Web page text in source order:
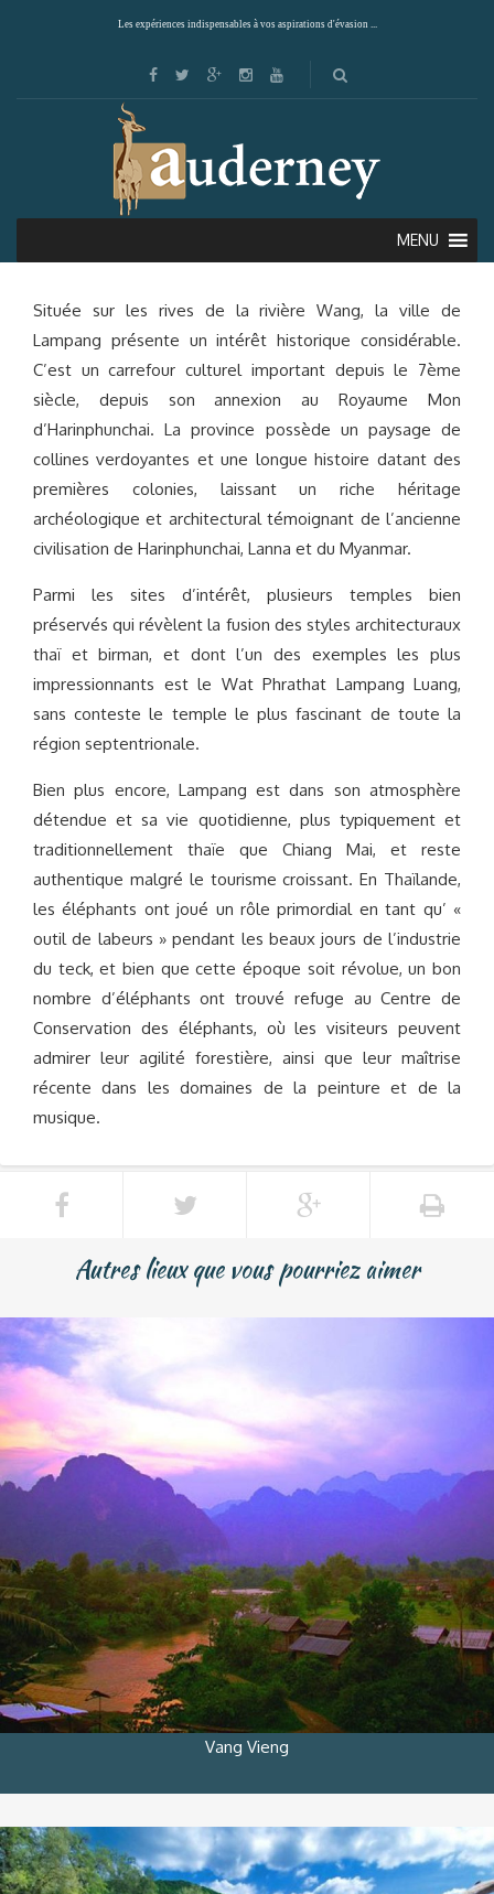
Les expériences indispensables à vos aspirations d'évasion ...
MENU
LAMPANG
Située sur les rives de la rivière Wang, la ville de
Lampang présente un intérêt historique considérable.
C’est un carrefour culturel important depuis le 7ème
siècle, depuis son annexion au Royaume Mon
d’Harinphunchai. La province possède un paysage de
collines verdoyantes et une longue histoire datant des
premières colonies, laissant un riche héritage
archéologique et architectural témoignant de l’ancienne
civilisation de Harinphunchai, Lanna et du Myanmar.
Parmi les sites d’intérêt, plusieurs temples bien
préservés qui révèlent la fusion des styles architecturaux
thaï et birman, et dont l’un des exemples les plus
impressionnants est le Wat Phrathat Lampang Luang,
sans conteste le temple le plus fascinant de toute la
région septentrionale.
Bien plus encore, Lampang est dans son atmosphère
détendue et sa vie quotidienne, plus typiquement et
traditionnellement thaïe que Chiang Mai, et reste
authentique malgré le tourisme croissant. En Thaïlande,
les éléphants ont joué un rôle primordial en tant qu’ «
outil de labeurs » pendant les beaux jours de l’industrie
du teck, et bien que cette époque soit révolue, un bon
nombre d’éléphants ont trouvé refuge au Centre de
Conservation des éléphants, où les visiteurs peuvent
admirer leur agilité forestière, ainsi que leur maîtrise
récente dans les domaines de la peinture et de la
musique.
Autres lieux que vous pourriez aimer
Vang Vieng